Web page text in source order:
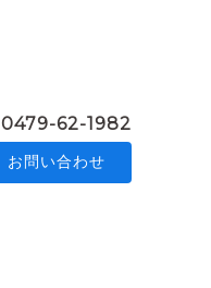
0479-62-1982
お問い合わせ